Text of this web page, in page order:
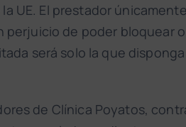
UE. El prestador
de poder bloquear
será solo la que
de Clínica Poyatos,